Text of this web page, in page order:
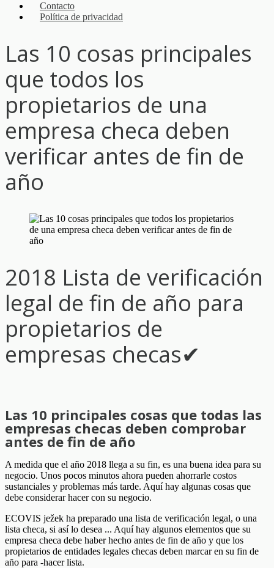
Contacto
Política de privacidad
Las 10 cosas principales
que todos los
propietarios de una
empresa checa deben
verificar antes de fin de
año
2018 Lista de verificación
legal de fin de año para
propietarios de
empresas checas✔
Las 10 principales cosas que todas las
empresas checas deben comprobar
antes de fin de año
A medida que el año 2018 llega a su fin, es una buena idea para su
negocio. Unos pocos minutos ahora pueden ahorrarle costos
sustanciales y problemas más tarde. Aquí hay algunas cosas que
debe considerar hacer con su negocio.
ECOVIS ježek ha preparado una lista de verificación legal, o una
lista checa, si así lo desea ... Aquí hay algunos elementos que su
empresa checa debe haber hecho antes de fin de año y que los
propietarios de entidades legales checas deben marcar en su fin de
año para -hacer lista.